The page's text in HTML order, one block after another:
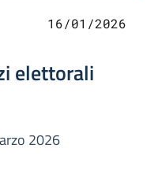
16/01/2026
elettorali
2026